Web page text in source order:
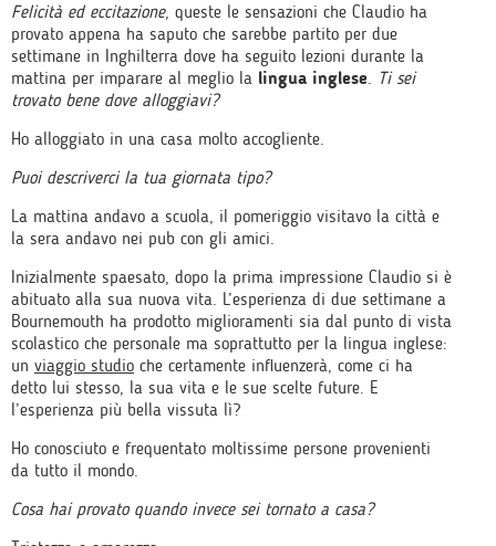
Felicità ed eccitazione, queste le sensazioni che Claudio ha
provato appena ha saputo che sarebbe partito per due
settimane in Inghilterra dove ha seguito lezioni durante la
mattina per imparare al meglio la lingua inglese. Ti sei
trovato bene dove alloggiavi?
Ho alloggiato in una casa molto accogliente.
Puoi descriverci la tua giornata tipo?
La mattina andavo a scuola, il pomeriggio visitavo la città e
la sera andavo nei pub con gli amici.
Inizialmente spaesato, dopo la prima impressione Claudio si è
abituato alla sua nuova vita. L’esperienza di due settimane a
Bournemouth ha prodotto miglioramenti sia dal punto di vista
scolastico che personale ma soprattutto per la lingua inglese:
un viaggio studio che certamente influenzerà, come ci ha
detto lui stesso, la sua vita e le sue scelte future. E
l’esperienza più bella vissuta lì?
Ho conosciuto e frequentato moltissime persone provenienti
da tutto il mondo.
Cosa hai provato quando invece sei tornato a casa?